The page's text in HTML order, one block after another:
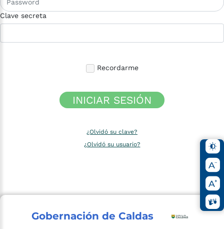
Clave secreta
Recordarme
INICIAR SESIÓN
¿Olvidó su clave?
¿Olvidó su usuario?
Gobernación de Caldas